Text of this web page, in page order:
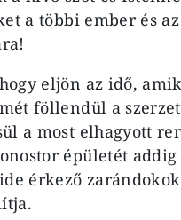
a többi ember és az
eljön az idő,
föllendül a
a most elhagyott
épületét addig
érkező zarándokok